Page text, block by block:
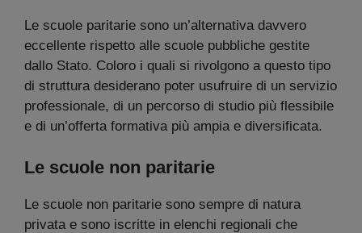
Le scuole paritarie sono un’alternativa davvero
eccellente rispetto alle scuole pubbliche gestite
dallo Stato. Coloro i quali si rivolgono a questo tipo
di struttura desiderano poter usufruire di un servizio
professionale, di un percorso di studio più flessibile
e di un’offerta formativa più ampia e diversificata.
Le scuole non paritarie
Le scuole non paritarie sono sempre di natura
privata e sono iscritte in elenchi regionali che